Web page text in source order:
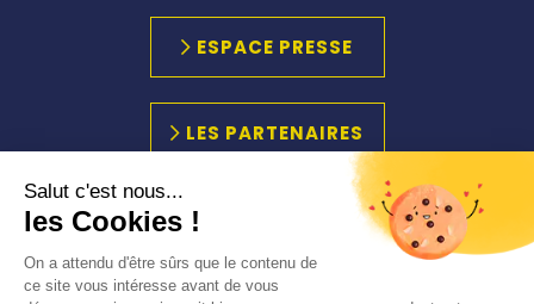
Salut c'est nous...
les Cookies !
On a attendu d'être sûrs que le contenu de
ce site vous intéresse avant de vous
ESPACE PRESSE
LES PARTENAIRES
PLAN DU SITE
MARCHÉS PUBLICS
ACCESSIBILITÉ